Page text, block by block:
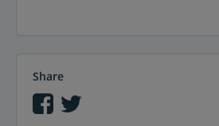
Share